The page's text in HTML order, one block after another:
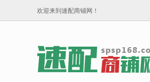
欢迎来到速配商铺网！